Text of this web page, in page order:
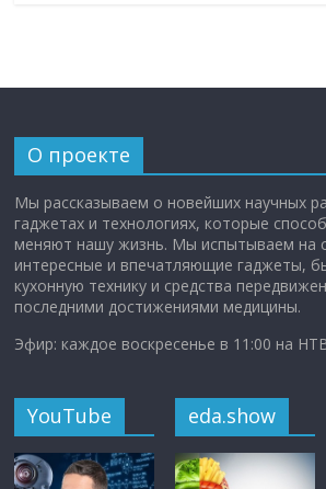
О проекте
Мы рассказываем о новейших научных
гаджетах и технологиях, которые
меняют нашу жизнь. Мы испытываем на
интересные и впечатляющие гаджеты,
кухонную технику и средства
последними достижениями медицины.
Эфир: каждое воскресенье в 11:00 на
YouTube eda.show